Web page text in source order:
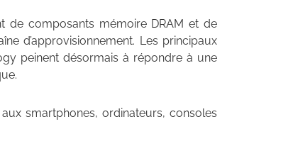
de composants mémoire DRAM et de
d’approvisionnement. Les principaux
peinent désormais à répondre à une
smartphones, ordinateurs, consoles